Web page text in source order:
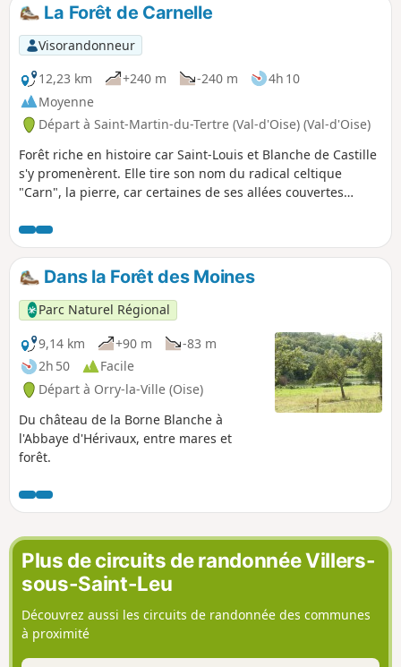
La Forêt de Carnelle
Visorandonneur
12,23 km
+240 m -240 m
4h 10
Moyenne
Départ à Saint-Martin-du-Tertre (Val-d'Oise) (Val-d'Oise)
Forêt riche en histoire car Saint-Louis et Blanche de Castille
s'y promenèrent. Elle tire son nom du radical celtique
"Carn", la pierre, car certaines de ses allées couvertes
Nord L'exploitation du gypse et de la marne donna
naissance aux deux étangs : le Petit Étang et le Lac Bleu
Dans la Forêt des Moines
Parc Naturel Régional
9,14 km
+90 m
-83 m
2h 50
Facile
Départ à Orry-la-Ville (Oise)
Du château de la Borne Blanche à
l'Abbaye d'Hérivaux, entre mares et
forêt.
Plus de circuits de randonnée Villers-
sous-Saint-Leu
Découvrez aussi les circuits de randonnée des communes
à proximité